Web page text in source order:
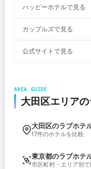
ハッピーホテルで見る
カップルズで見る
公式サイトで見る
AREA GUIDE
大田区エリア
大田区のラブホテ
17件のホテルを比較
東京都のラブホテ
市区町村・エリア別で